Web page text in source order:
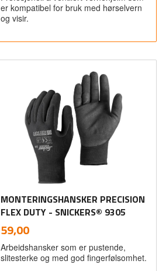
Kjøp
er kompatibel for bruk med hørselvern
og visir.
MONTERINGSHANSKER PRECISION
FLEX DUTY - SNICKERS® 9305
Pris
59,00mva.
Arbeidshansker som er pustende,
slitesterke og med god fingerfølsomhet.